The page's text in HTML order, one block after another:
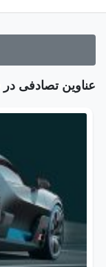
عناوین تصادفی در